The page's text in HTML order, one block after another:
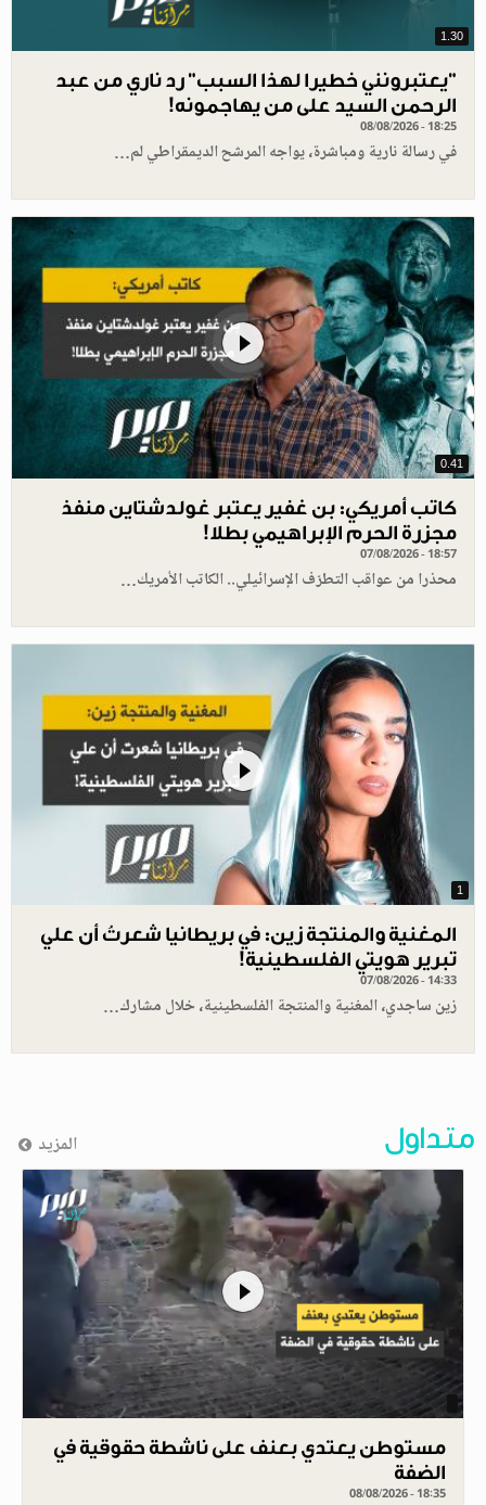
1.30
"يعتبرونني خطيرا لهذا السبب" رد ناري من عبد
الرحمن السيد على من يهاجمونه!
08/08/2026 - 18:25
في رسالة نارية ومباشرة، يواجه المرشح الديمقراطي لم…
0.41
كاتب أمريكي: بن غفير يعتبر غولدشتاين منفذ
مجزرة الحرم الإبراهيمي بطلا!
07/08/2026 - 18:57
محذرا من عواقب التطرّف الإسرائيلي.. الكاتب الأمريك…
1
المغنية والمنتجة زين: في بريطانيا شعرتُ أن علي
تبرير هويتي الفلسطينية!
07/08/2026 - 14:33
زين ساجدي، المغنية والمنتجة الفلسطينية، خلال مشارك…
متداول المزيد
مستوطن يعتدي بعنف على ناشطة حقوقية في
الضفة
08/08/2026 - 18:35